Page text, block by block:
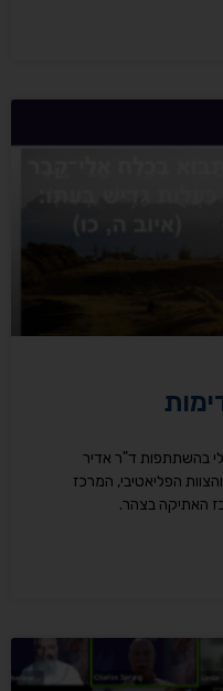
בהשתתפות ד"ר אדיר
הפליאטיבי, המרכז
האתיקה בצהר.